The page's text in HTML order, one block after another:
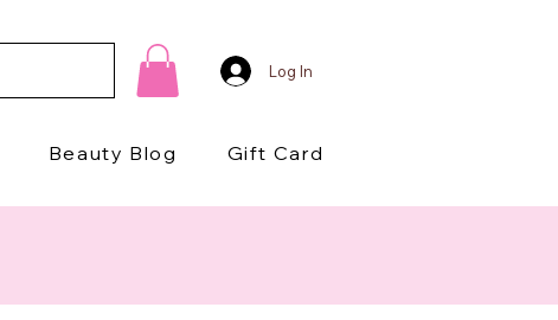
Log In
Beauty Blog Gift Card